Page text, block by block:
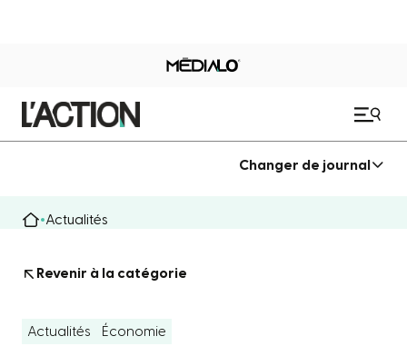
Changer de journal
Actualités
Revenir à la catégorie
Actualités Économie